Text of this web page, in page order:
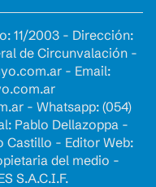
11/2003 - Dirección:
de Circunvalación -
- Email:
- Whatsapp: (054)
Pablo Dellazoppa -
Castillo - Editor Web:
del medio -
S.A.C.I.F.